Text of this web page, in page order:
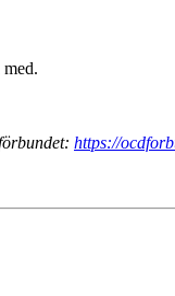
https://